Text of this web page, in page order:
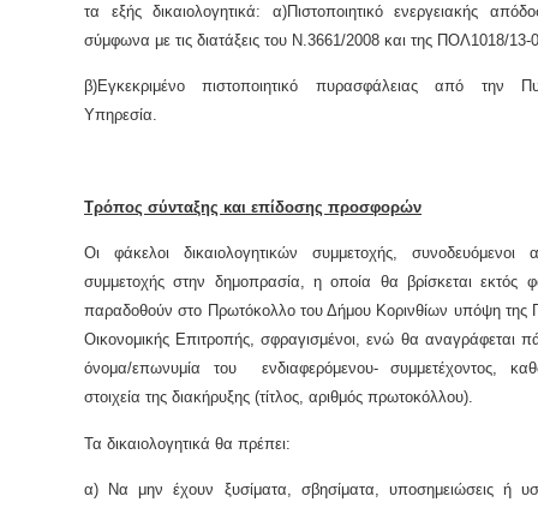
τα εξής δικαιολογητικά: α)Πιστοποιητικό ενεργειακής
σύμφωνα με τις διατάξεις του Ν.3661/2008 και της ΠΟΛ1018/13-
β)Εγκεκριμένο πιστοποιητικό πυρασφάλειας από την
Υπηρεσία.
Τρόπος σύνταξης και επίδοσης προσφορών
Οι φάκελοι δικαιολογητικών συμμετοχής, συνοδευόμενοι
συμμετοχής στην δημοπρασία, η οποία θα βρίσκεται εκτός
παραδοθούν στο Πρωτόκολλο του Δήμου Κορινθίων υπόψη της
Οικονομικής Επιτροπής, σφραγισμένοι, ενώ θα αναγράφεται
όνομα/επωνυμία του ενδιαφερόμενου- συμμετέχοντος,
στοιχεία της διακήρυξης (τίτλος, αριθμός πρωτοκόλλου).
Τα δικαιολογητικά θα πρέπει:
α) Να μην έχουν ξυσίματα, σβησίματα, υποσημειώσεις ή